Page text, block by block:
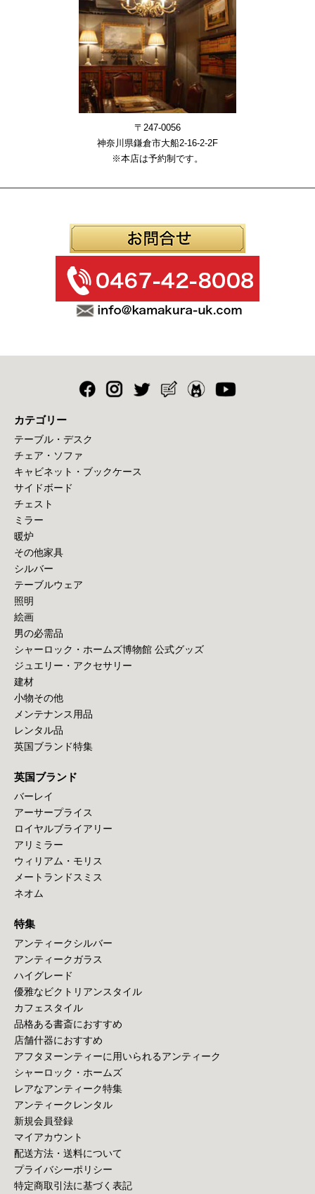
〒247-0056
神奈川県鎌倉市大船2-16-2-2F
※本店は予約制です。
カテゴリー
テーブル・デスク
チェア・ソファ
キャビネット・ブックケース
サイドボード
チェスト
ミラー
暖炉
その他家具
シルバー
テーブルウェア
照明
絵画
男の必需品
シャーロック・ホームズ博物館 公式グッズ
ジュエリー・アクセサリー
建材
小物その他
メンテナンス用品
レンタル品
英国ブランド特集
英国ブランド
バーレイ
アーサープライス
ロイヤルブライアリー
アリミラー
ウィリアム・モリス
メートランドスミス
ネオム
特集
アンティークシルバー
アンティークガラス
ハイグレード
優雅なビクトリアンスタイル
カフェスタイル
品格ある書斎におすすめ
店舗什器におすすめ
アフタヌーンティーに用いられるアンティーク
シャーロック・ホームズ
レアなアンティーク特集
アンティークレンタル
新規会員登録
マイアカウント
配送方法・送料について
プライバシーポリシー
特定商取引法に基づく表記